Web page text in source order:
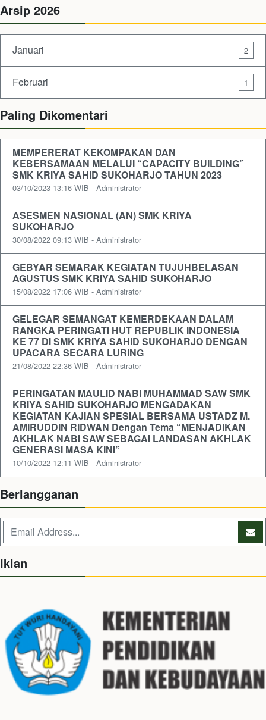
Arsip 2026
Januari 2
Februari 1
Paling Dikomentari
MEMPERERAT KEKOMPAKAN DAN
KEBERSAMAAN MELALUI “CAPACITY BUILDING”
SMK KRIYA SAHID SUKOHARJO TAHUN 2023
03/10/2023 13:16 WIB - Administrator
ASESMEN NASIONAL (AN) SMK KRIYA
SUKOHARJO
30/08/2022 09:13 WIB - Administrator
GEBYAR SEMARAK KEGIATAN TUJUHBELASAN
AGUSTUS SMK KRIYA SAHID SUKOHARJO
15/08/2022 17:06 WIB - Administrator
GELEGAR SEMANGAT KEMERDEKAAN DALAM
RANGKA PERINGATI HUT REPUBLIK INDONESIA
KE 77 DI SMK KRIYA SAHID SUKOHARJO DENGAN
UPACARA SECARA LURING
21/08/2022 22:36 WIB - Administrator
PERINGATAN MAULID NABI MUHAMMAD SAW SMK
KRIYA SAHID SUKOHARJO MENGADAKAN
KEGIATAN KAJIAN SPESIAL BERSAMA USTADZ M.
AMIRUDDIN RIDWAN Dengan Tema “MENJADIKAN
AKHLAK NABI SAW SEBAGAI LANDASAN AKHLAK
GENERASI MASA KINI”
10/10/2022 12:11 WIB - Administrator
Berlangganan
Iklan